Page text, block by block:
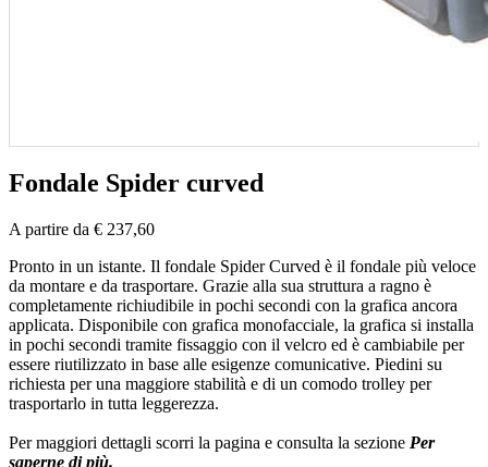
Fondale Spider curved
A partire da € 237,60
Pronto in un istante. Il fondale Spider Curved è il fondale più veloce
da montare e da trasportare. Grazie alla sua struttura a ragno è
completamente richiudibile in pochi secondi con la grafica ancora
applicata. Disponibile con grafica monofacciale, la grafica si installa
in pochi secondi tramite fissaggio con il velcro ed è cambiabile per
essere riutilizzato in base alle esigenze comunicative. Piedini su
richiesta per una maggiore stabilità e di un comodo trolley per
trasportarlo in tutta leggerezza.
Per maggiori dettagli scorri la pagina e consulta la sezione Per
saperne di più.